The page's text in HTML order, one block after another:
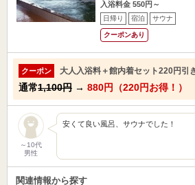
入浴料金 550円～
日帰り 宿泊 サウナ
クーポンあり
クーポン 大人入浴料＋館内着セット220円引
通常1,100円 → 880円（220円お得！）
～10代
男性
安くて良い風呂、サウナでした！
関連情報から探す